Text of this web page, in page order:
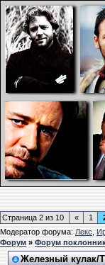
Страница 2 из 10 « 1
Модератор форума:Лекс,
Форум»Форум
Железный кулак/